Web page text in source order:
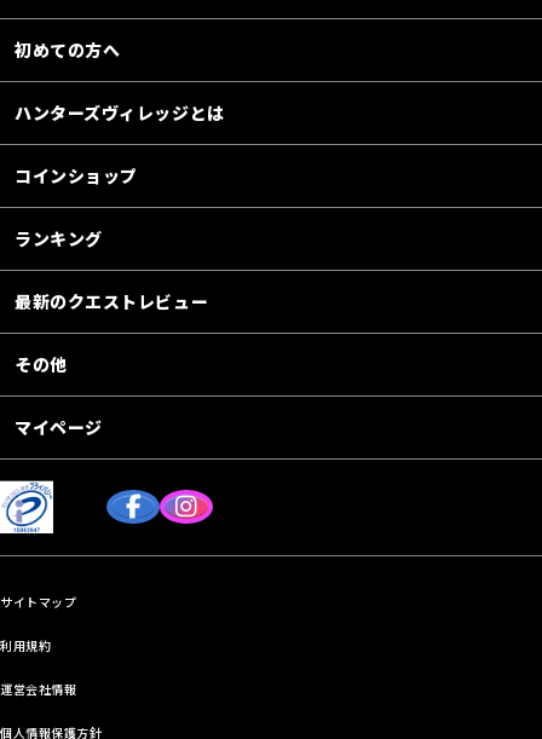
初めての方へ
ハンターズヴィレッジとは
コインショップ
ランキング
最新のクエストレビュー
その他
マイページ
サイトマップ
利用規約
運営会社情報
個人情報保護方針